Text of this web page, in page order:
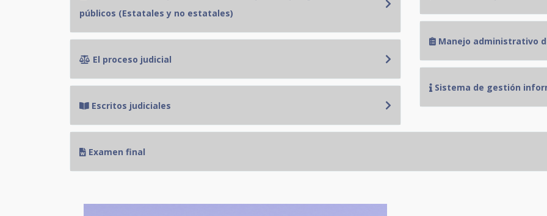
públicos (Estatales y no estatales)
El proceso judicial
Escritos judiciales
Manejo administrativo
Sistema de gestión
Examen final